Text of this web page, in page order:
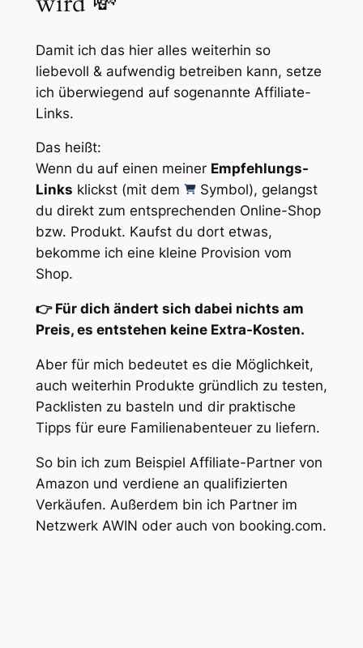
Damit ich das hier alles weiterhin so
liebevoll & aufwendig betreiben kann, setze
ich überwiegend auf sogenannte Affiliate-
Links.
Das heißt:
Wenn du auf einen meiner Empfehlungs-
Links klickst (mit dem
Symbol), gelangst
du direkt zum entsprechenden Online-Shop
bzw. Produkt. Kaufst du dort etwas,
bekomme ich eine kleine Provision vom
Shop.
👉 Für dich ändert sich dabei nichts am
Preis, es entstehen keine Extra-Kosten.
Aber für mich bedeutet es die Möglichkeit,
auch weiterhin Produkte gründlich zu testen,
Packlisten zu basteln und dir praktische
Tipps für eure Familienabenteuer zu liefern.
So bin ich zum Beispiel Affiliate-Partner von
Amazon und verdiene an qualifizierten
Verkäufen. Außerdem bin ich Partner im
Netzwerk AWIN oder auch von booking.com.